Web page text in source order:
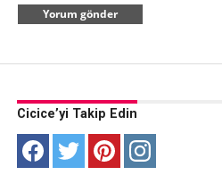
Cicice’yi Takip Edin